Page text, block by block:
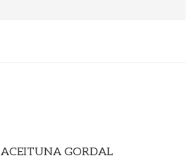
ACEITUNA GORDAL